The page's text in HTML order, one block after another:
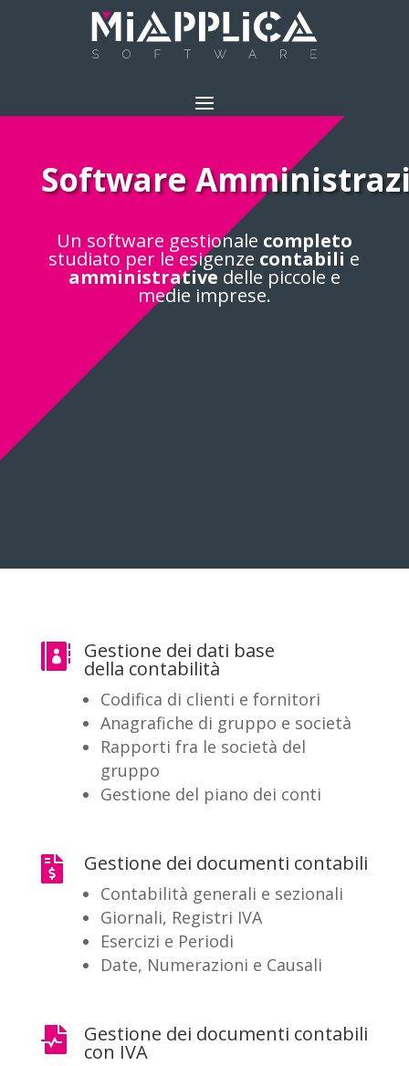
Software
Un software gestionale completo
studiato per le esigenze contabili e
amministrative delle piccole e
medie imprese.
 Gestione dei dati base
della contabilità
Codifica di clienti e fornitori
Anagrafiche di gruppo e società
Rapporti fra le società del
gruppo
Gestione del piano dei conti
 Gestione dei documenti contabili
Contabilità generali e sezionali
Giornali, Registri IVA
Esercizi e Periodi
Date, Numerazioni e Causali
 Gestione dei documenti contabili
con IVA